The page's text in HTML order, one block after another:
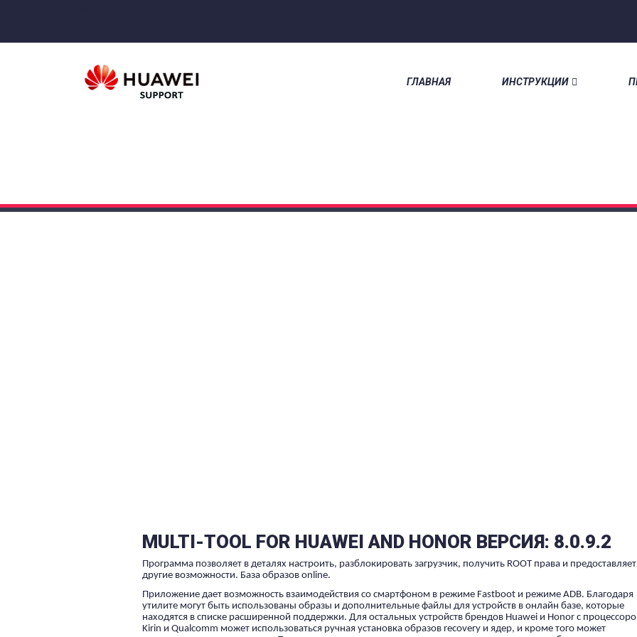
ГЛАВНАЯ ИНСТРУКЦИИ
MULTI-TOOL FOR HUAWEI AND HONOR ВЕРСИЯ: 8.0.9.2
Программа позволяет в деталях настроить, разблокировать загрузчик, получить ROOT права и предоставляет
другие возможности. База образов online.
Приложение дает возможность взаимодействия со смартфоном в режиме Fastboot и режиме ADB. Благодаря
утилите могут быть использованы образы и дополнительные файлы для устройств в онлайн базе, которые
находятся в списке расширенной поддержки. Для остальных устройств брендов Huawei и Honor с
Kirin и Qualcomm может использоваться ручная установка образов recovery и ядер, и кроме того может